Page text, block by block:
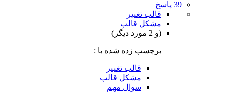
39 پاسخ
قالب تغییر
مشکل قالب
(و 2 مورد دیگر)
برچسب زده شده با :
قالب تغییر
مشکل قالب
سوال مهم